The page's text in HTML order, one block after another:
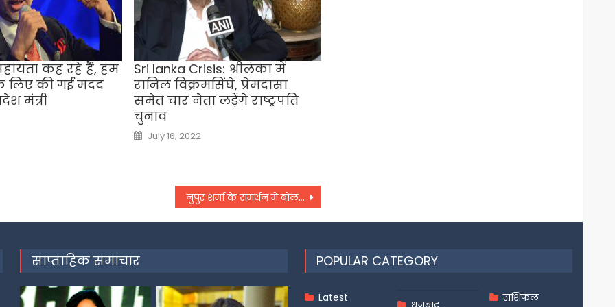
कह रहे हैं, हम
लिए की गई मदद
मंत्री
Sri lanka Crisis: श्रीलंका में
रानिल विक्रमसिंघे, प्रेमदासा
समेत चार नेता लड़ेंगे राष्ट्रपति
चुनाव
Posted
on
July 16, 2022
नुपुर शर्मा के समर्थन में बोलने पर महाराष्ट्र में हुई थी केमिस्ट की हत्या! मामले में पांच गिरफ्तार, पुलिस ने जताया ये संदेह
साप्ताहिक समाचार POPULAR CATEGORY
Latest राशिफल